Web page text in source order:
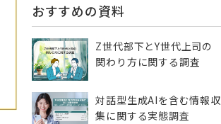
おすすめの資料
Z世代部下とY世代上司の
関わり方に関する調査
対話型生成AIを含む情報収
集に​関する実態調査